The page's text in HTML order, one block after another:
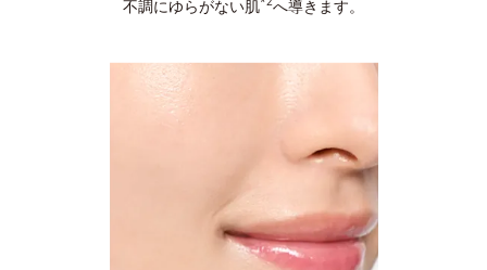
不調にゆらがない肌 へ導きます。